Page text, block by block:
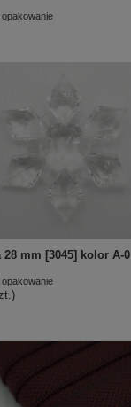
opakowanie
28 mm [3045] kolor A-0
opakowanie